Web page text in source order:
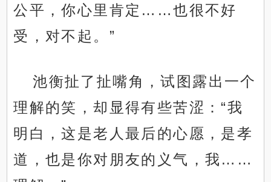
公平，你心里肯定……也很不好
受，对不起。”
池衡扯了扯嘴角，试图露出一个
理解的笑，却显得有些苦涩：“我
明白，这是老人最后的心愿，是孝
道，也是你对朋友的义气，我……